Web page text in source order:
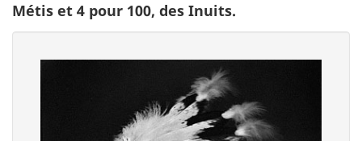
Métis et 4 pour 100, des Inuits.